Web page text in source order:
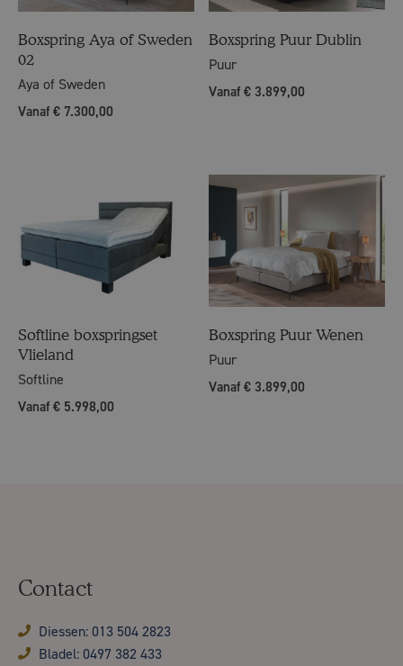
Boxspring Aya of Sweden
02
Aya of Sweden
Vanaf € 7.300,00
Boxspring Puur Dublin
Puur
Vanaf € 3.899,00
Softline boxspringset
Vlieland
Softline
Vanaf € 5.998,00
Boxspring Puur Wenen
Puur
Vanaf € 3.899,00
Contact
Diessen: 013 504 2823
Bladel: 0497 382 433